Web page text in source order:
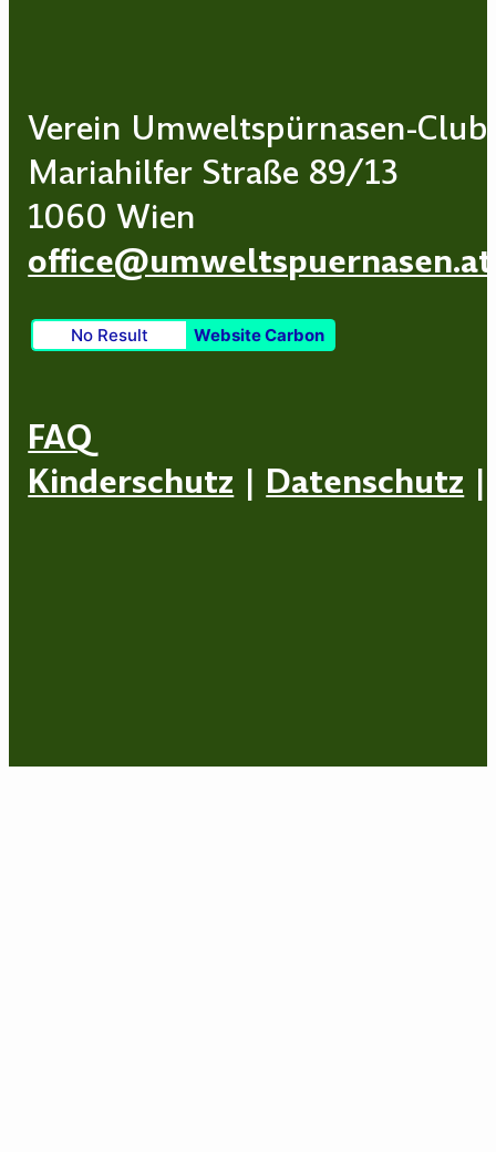
Verein Umweltspürnasen-Club
Mariahilfer Straße 89/13
1060 Wien
office@umweltspuernasen.at
No Result Website Carbon
FAQ
Kinderschutz | Datenschutz |